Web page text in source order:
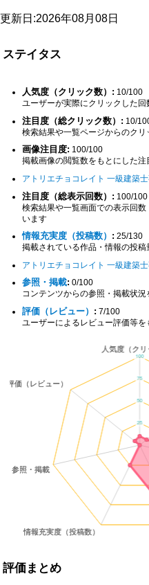
更新日:2026年08月08日
ステイタス
人気度（クリック数）: 10/100
ユーザーが実際にクリックした回
注目度（総クリック数）: 10/
検索結果や一覧ページからのクリ
画像注目度: 100/100
掲載画像の閲覧数をもとにした注
アトリエチョコレイト 一級建築
注目度（総表示回数）: 100/100
検索結果や一覧画面での表示回
います
情報充実度（投稿数） : 25/130
掲載されている作品・情報の投稿
アトリエチョコレイト 一級建築
参照・掲載: 0/100
コンテンツからの参照・掲載状況
評価（レビュー） : 7/100
ユーザーによるレビュー評価等を
評価まとめ